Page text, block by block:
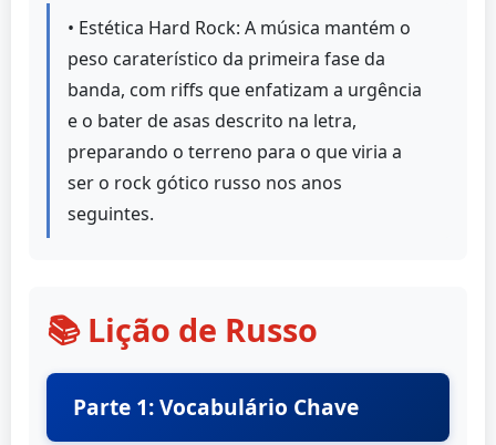
• Estética Hard Rock: A música mantém o
peso caraterístico da primeira fase da
banda, com riffs que enfatizam a urgência
e o bater de asas descrito na letra,
preparando o terreno para o que viria a
ser o rock gótico russo nos anos
seguintes.
📚 Lição de Russo
Parte 1: Vocabulário Chave